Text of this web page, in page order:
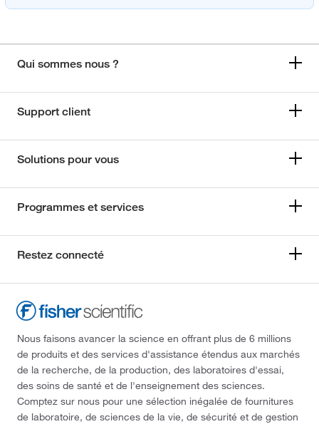
Qui sommes nous ?
Support client
Solutions pour vous
Programmes et services
Restez connecté
Nous faisons avancer la science en offrant plus de 6 millions
de produits et des services d'assistance étendus aux marchés
de la recherche, de la production, des laboratoires d'essai,
des soins de santé et de l'enseignement des sciences.
Comptez sur nous pour une sélection inégalée de fournitures
de laboratoire, de sciences de la vie, de sécurité et de gestion